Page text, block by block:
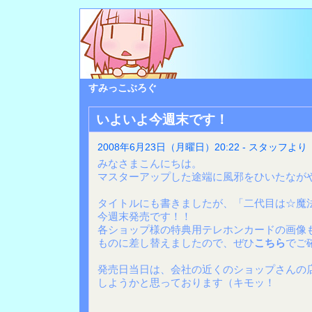
すみっこぶろぐ
いよいよ今週末です！
2008年6月23日（月曜日）20:22 - スタッフより
みなさまこんにちは。
マスターアップした途端に風邪をひいたな
タイトルにも書きましたが、「二代目は☆魔
今週末発売です！！
各ショップ様の特典用テレホンカードの画像
ものに差し替えましたので、ぜひこちらでご
発売日当日は、会社の近くのショップさんの
しようかと思っております（キモッ！